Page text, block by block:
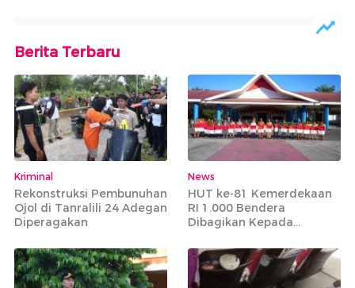
Berita Terbaru
Kriminal
Rekonstruksi Pembunuhan
Ojol di Tanralili 24 Adegan
Diperagakan
News
HUT ke-81 Kemerdekaan
RI 1.000 Bendera
Dibagikan Kepada